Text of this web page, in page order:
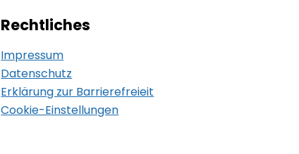
Rechtliches
Impressum
Datenschutz
Erklärung zur Barrierefreieit
Cookie-Einstellungen